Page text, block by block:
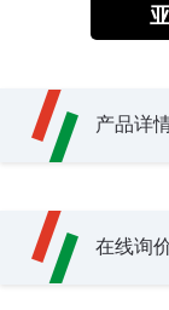
产品详
在线询